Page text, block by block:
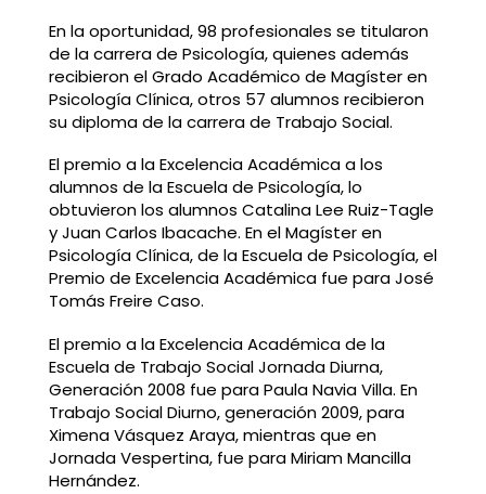
En la oportunidad, 98 profesionales se titularon
de la carrera de Psicología, quienes además
recibieron el Grado Académico de Magíster en
Psicología Clínica, otros 57 alumnos recibieron
su diploma de la carrera de Trabajo Social.
El premio a la Excelencia Académica a los
alumnos de la Escuela de Psicología, lo
obtuvieron los alumnos Catalina Lee Ruiz-Tagle
y Juan Carlos Ibacache. En el Magíster en
Psicología Clínica, de la Escuela de Psicología, el
Premio de Excelencia Académica fue para José
Tomás Freire Caso.
El premio a la Excelencia Académica de la
Escuela de Trabajo Social Jornada Diurna,
Generación 2008 fue para Paula Navia Villa. En
Trabajo Social Diurno, generación 2009, para
Ximena Vásquez Araya, mientras que en
Jornada Vespertina, fue para Miriam Mancilla
Hernández.